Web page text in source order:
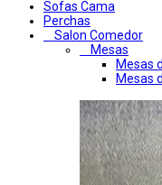
Sofas Cama
Perchas
Salon Comedor
Mesas
Mesas
Mesas